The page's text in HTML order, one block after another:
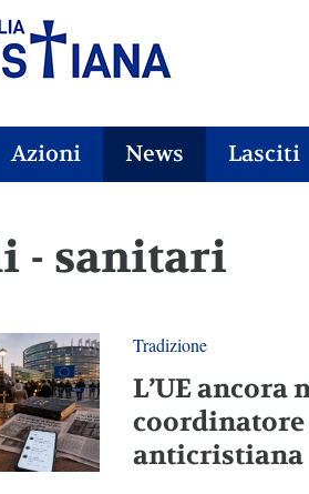
Azioni News Lasciti
- sanitari
Tradizione
L’UE
coordinatore
anticristiana